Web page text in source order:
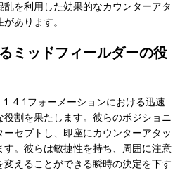
を利用した効果的なカウンターアタ
あります。
ミッドフィールダーの役
4-1フォーメーションにおける迅速
割を果たします。彼らのポジショニ
セプトし、即座にカウンターアタッ
。彼らは敏捷性を持ち、周囲に注意
えることができる瞬時の決定を下す